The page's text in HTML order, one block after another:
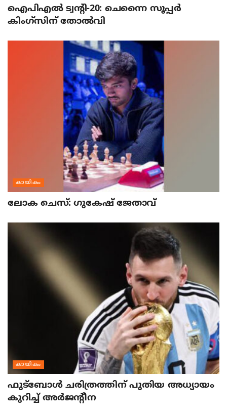
ഐപിഎല്‍ ട്വന്റി-20: ചെന്നൈ സൂപ്പര്‍
കിംഗ്‌സിന് തോല്‍വി
കായികം
ലോക ചെസ്: ഗുകേഷ് ജേതാവ്
കായികം
ഫുട്‌ബോള്‍ ചരിത്രത്തിന് പുതിയ അധ്യായം
കുറിച്ച് അര്‍ജന്റീന